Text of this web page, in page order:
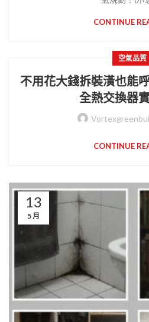
CONTINUE
空氣品質
不用花大錢拆裝潢也能
全熱交換器
CONTINUE
13
5 月